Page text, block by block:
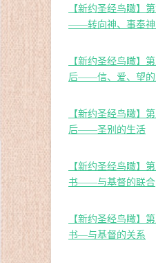
【新约圣经鸟瞰】
——转向神、事奉神
【新约圣经鸟瞰】
后——信、爱、望
【新约圣经鸟瞰】
后——圣别的生活
【新约圣经鸟瞰】
书——与基督的联合
【新约圣经鸟瞰】
书—与基督的关系